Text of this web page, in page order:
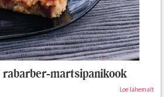
martsipanikook
Loe lähemalt